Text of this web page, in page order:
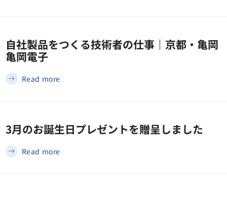
自社製品をつくる技術者の仕事｜京都・亀岡
亀岡電子
Read more
3月のお誕生日プレゼントを贈呈しました
Read more